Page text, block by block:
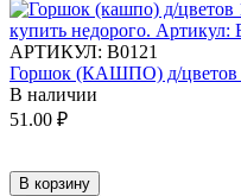
АРТИКУЛ: В0121
Горшок (КАШПО) д/цветов
В наличии
51.00 ₽
В корзину